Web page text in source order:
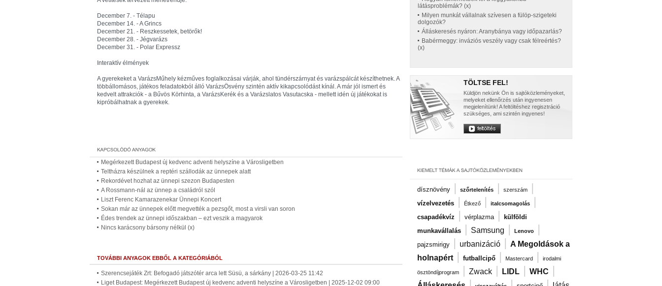
December 7. - Télapu
December 14. - A Grincs
December 21. - Reszkessetek, betörők!
December 28. - Jégvarázs
December 31. - Polar Expressz
Interaktív élmények
A gyerekeket a VarázsMűhely kézműves foglalkozásai várják, ahol tündérszárnyat és varázspálcát készíthetnek. A
többállomásos, játékos feladatokból álló VarázsÖsvény szintén aktív kikapcsolódást kínál. A már jól ismert és
kedvelt attrakciók - a Bűvös Körhinta, a VarázsKerék és a Varázslatos Vasutacska - mellett idén új játékokat is
kipróbálhatnak a gyerekek.
Megérkezett Budapest új kedvenc adventi helyszíne a Városligetben
Teltházra készülnek a reptéri szállodák az ünnepek alatt
Rekordévet hozhat az ünnepi szezon Budapesten
A Rossmann-nál az ünnep a családról szól
Liszt Ferenc Kamarazenekar Ünnepi Koncert
Sokan már az ünnepek előtt megvették a pezsgőt, most a virsli van soron
Édes trendek az ünnepi időszakban – ezt veszik a magyarok
Nincs karácsony bársony nélkül (x)
TOVÁBBI ANYAGOK EBBŐL A KATEGÓRIÁBÓL
Szerencsejáték Zrt: Befogadó játszótér arca lett Süsü, a sárkány | 2026-03-25 11:42
Liget Budapest: Megérkezett Budapest új kedvenc adventi helyszíne a Városligetben | 2025-12-02 09:00
látásproblémák? (x)
Milyen munkát vállalnak szívesen a fülöp-szigeteki
dolgozók?
Álláskeresés nyáron: Aranybánya vagy időpazarlás?
Babérmeggy: inváziós veszély vagy csak félreértés?
(x)
TÖLTSE FEL!
Küldjön nekünk Ön is sajtóközleményeket,
melyeket ellenőrzés után ingyenesen
megjelenítünk! A feltöltéshez regisztráció
szükséges, ami szintén ingyenes!
dísznövény | szőrtelenítés | szerszám |
vízelvezetés | Étkező | italcsomagolás |
csapadékvíz | vérplazma |
külföldi
munkavállalás | Samsung | Lenovo |
pajzsmirigy | urbanizáció | A Megoldások a
holnapért | futballcipő | Mastercard | irodalmi
ösztöndíjprogram | Zwack | LIDL | WHC |